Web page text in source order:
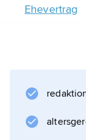
Ehevertrag